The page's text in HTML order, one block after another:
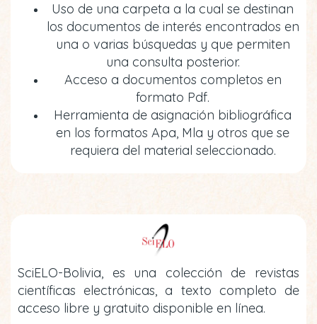
Uso de una carpeta a la cual se destinan
los documentos de interés encontrados en
una o varias búsquedas y que permiten
una consulta posterior.
Acceso a documentos completos en
formato Pdf.
Herramienta de asignación bibliográfica
en los formatos Apa, Mla y otros que se
requiera del material seleccionado.
SciELO-Bolivia, es una colección de revistas
científicas electrónicas, a texto completo de
acceso libre y gratuito disponible en línea.